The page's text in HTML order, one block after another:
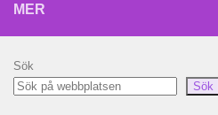
MER
Sök
Sök